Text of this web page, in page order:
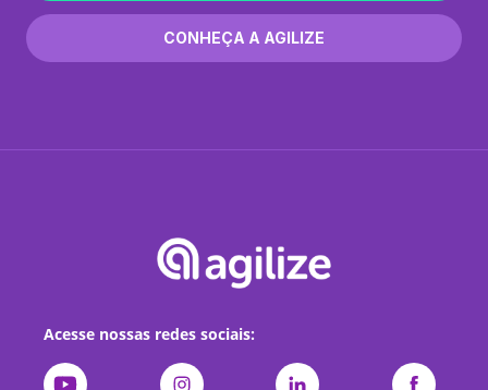
CONHEÇA A AGILIZE
Acesse nossas redes sociais: